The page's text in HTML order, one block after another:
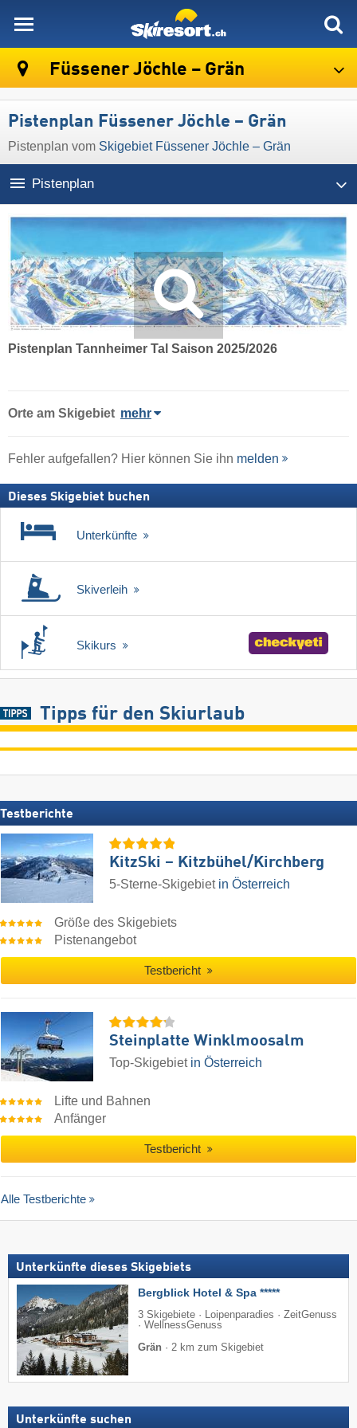
Füssener Jöchle – Grän
Pistenplan Füssener Jöchle – Grän
Pistenplan vom Skigebiet Füssener Jöchle – Grän
Pistenplan
Pistenplan Tannheimer Tal Saison 2025/2026
Orte am Skigebiet mehr
Fehler aufgefallen? Hier können Sie ihn melden
Dieses Skigebiet buchen
Unterkünfte
Skiverleih
Skikurs
Tipps für den Skiurlaub
Testberichte
KitzSki – Kitzbühel/​Kirchberg
5-Sterne-Skigebiet in Österreich
Größe des Skigebiets
Pistenangebot
Testbericht
Steinplatte Winklmoosalm
Top-Skigebiet in Österreich
Lifte und Bahnen
Anfänger
Testbericht
Alle Testberichte
Unterkünfte dieses Skigebiets
Bergblick Hotel & Spa *****
3 Skigebiete · Loipenparadies · ZeitGenuss
· WellnessGenuss
Grän · 2 km zum Skigebiet
Unterkünfte suchen